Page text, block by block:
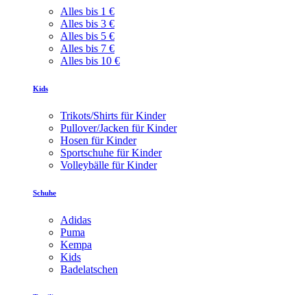
Alles bis 1 €
Alles bis 3 €
Alles bis 5 €
Alles bis 7 €
Alles bis 10 €
Kids
Trikots/Shirts für Kinder
Pullover/Jacken für Kinder
Hosen für Kinder
Sportschuhe für Kinder
Volleybälle für Kinder
Schuhe
Adidas
Puma
Kempa
Kids
Badelatschen